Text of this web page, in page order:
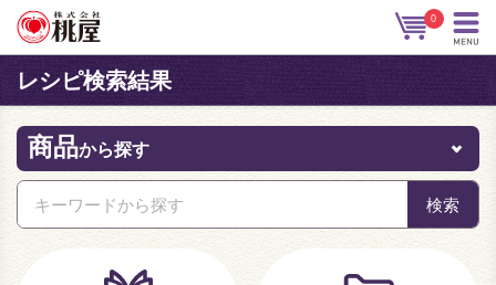
0
レシピ検索結果
商品から探す